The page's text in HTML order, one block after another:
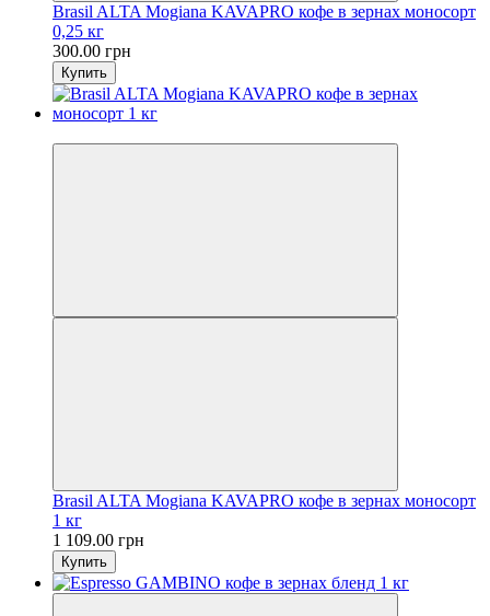
Brasil ALTA Mogianа KAVAPRO кофе в зернах моносорт
0,25 кг
300.00 грн
Купить
Brasil ALTA Mogianа KAVAPRO кофе в зернах моносорт
1 кг
1 109.00 грн
Купить